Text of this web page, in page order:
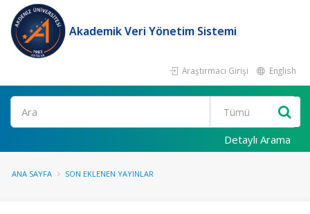
Akademik Veri Yönetim Sistemi
Araştırmacı Girişi English
Ara
Detaylı Arama
ANA SAYFA SON EKLENEN YAYINLAR